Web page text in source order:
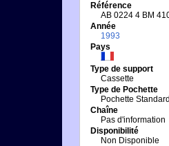
Référence
AB 0224 4 BM
Année
1993
Pays
Type de support
Cassette
Type de Pochette
Pochette Standard
Chaîne
Pas d'information
Disponibilité
Non Disponible